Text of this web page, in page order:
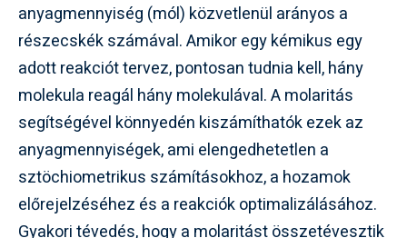
anyagmennyiség (mól) közvetlenül arányos a
részecskék számával. Amikor egy kémikus egy
adott reakciót tervez, pontosan tudnia kell, hány
molekula reagál hány molekulával. A molaritás
segítségével könnyedén kiszámíthatók ezek az
anyagmennyiségek, ami elengedhetetlen a
sztöchiometrikus számításokhoz, a hozamok
előrejelzéséhez és a reakciók optimalizálásához.
Gyakori tévedés, hogy a molaritást összetévesztik